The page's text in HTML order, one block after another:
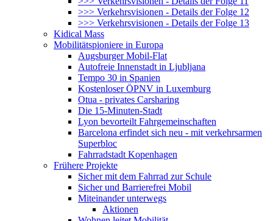
>>> Verkehrsvisionen - Details der Folge 12
>>> Verkehrsvisionen - Details der Folge 13
Kidical Mass
Mobilitätspioniere in Europa
Augsburger Mobil-Flat
Autofreie Innenstadt in Ljubljana
Tempo 30 in Spanien
Kostenloser ÖPNV in Luxemburg
Otua - privates Carsharing
Die 15-Minuten-Stadt
Lyon bevorteilt Fahrgemeinschaften
Barcelona erfindet sich neu - mit verkehrsarmen
Superbloc
Fahrradstadt Kopenhagen
Frühere Projekte
Sicher mit dem Fahrrad zur Schule
Sicher und Barrierefrei Mobil
Miteinander unterwegs
Aktionen